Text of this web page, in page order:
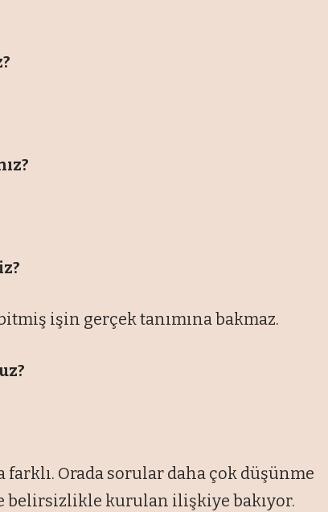
işin gerçek tanımına bakmaz.
farklı. Orada sorular daha çok düşünme
belirsizlikle kurulan ilişkiye bakıyor.